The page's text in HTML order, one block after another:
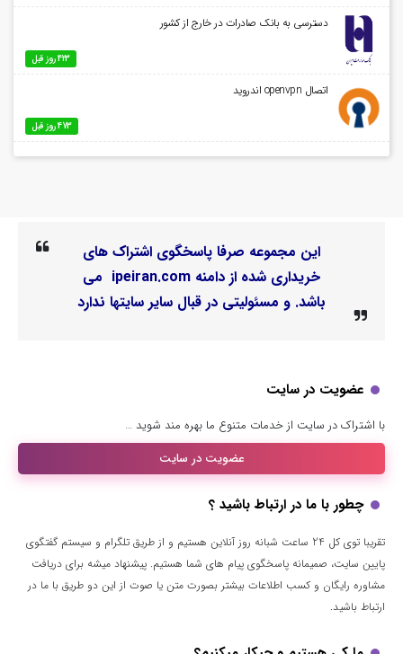
دسترسی به بانک صادرات در خارج از کشور
423 روز قبل
اتصال openvpn اندروید
473 روز قبل
این مجموعه صرفا پاسخگوی اشتراک های
خریداری شده از دامنه ipeiran.com می
باشد. و مسئولیتی در قبال سایر سایتها ندارد
عضویت در سایت
با اشتراک در سایت از خدمات متنوع ما بهره مند شوید …
عضویت در سایت
چطور با ما در ارتباط باشید ؟
تقریبا توی کل 24 ساعت شبانه روز آنلاین هستیم و از طریق تلگرام و سیستم گفتگوی
پایین سایت، صمیمانه پاسخگوی پیام های شما هستیم. پیشنهاد میشه برای دریافت
مشاوره رایگان و کسب اطلاعات بیشتر بصورت متن یا صوت از این دو طریق با ما در
ارتباط باشید.